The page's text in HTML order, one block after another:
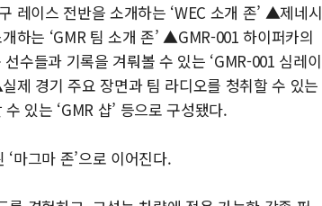
레이스 전반을 소개하는 ‘WEC 소개 존’ ▲제네시
하는 ‘GMR 팀 소개 존’ ▲GMR-001 하이퍼카의
수들과 기록을 겨뤄볼 수 있는 ‘GMR-001 심레이
제 경기 주요 장면과 팀 라디오를 청취할 수 있는
있는 ‘GMR 샵’ 등으로 구성됐다.
마그마 존’으로 이어진다.